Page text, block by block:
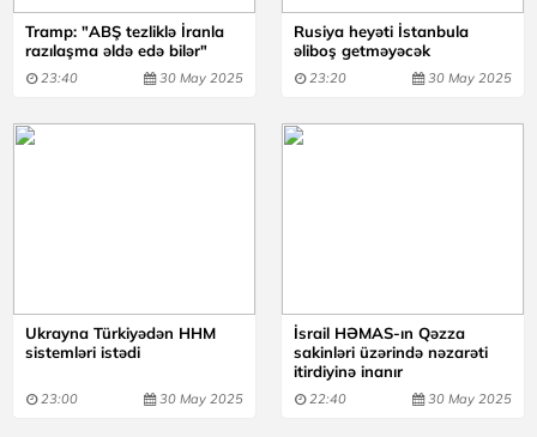
Tramp: "ABŞ tezliklə İranla
razılaşma əldə edə bilər"
23:40 30 May 2025
Rusiya heyəti İstanbula
əliboş getməyəcək
23:20 30 May 2025
Ukrayna Türkiyədən HHM
sistemləri istədi
23:00 30 May 2025
İsrail HƏMAS-ın Qəzza
sakinləri üzərində nəzarəti
itirdiyinə inanır
22:40 30 May 2025